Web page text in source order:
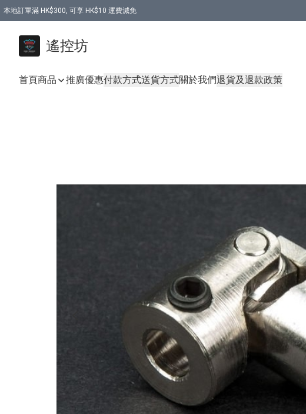
本地訂單滿 HK$300, 可享 HK$10 運費減免
遙控坊
首頁商品 推廣優惠付款方式送貨方式關於我們退貨及退款政策